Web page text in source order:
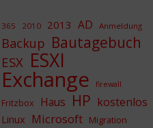
365 2010 2013 AD Anmeldung
Backup Bautagebuch
ESX ESXI
Exchange firewall
Fritzbox Haus HP kostenlos
Linux Microsoft Migration